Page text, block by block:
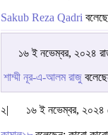
Sakub Reza Qadri
১৬ ই নভেম্বর, ২০২৪
শাম্মী নূর-এ-আলম রাজু
২| ১৬ ই নভেম্বর,